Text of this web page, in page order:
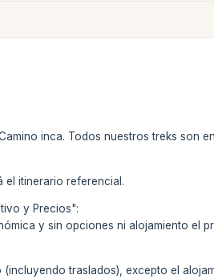
inca. Todos nuestros treks son
el itinerario referencial.
y Precios":
y sin opciones ni alojamiento el
traslados), excepto el